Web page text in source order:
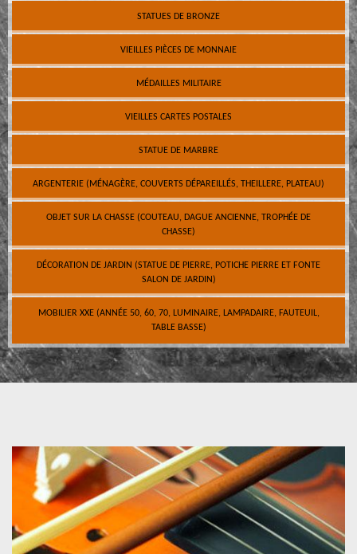
STATUES DE BRONZE
VIEILLES PIÈCES DE MONNAIE
MÉDAILLES MILITAIRE
VIEILLES CARTES POSTALES
STATUE DE MARBRE
ARGENTERIE (MÉNAGÈRE, COUVERTS DÉPAREILLÉS, THEILLERE, PLATEAU)
OBJET SUR LA CHASSE (COUTEAU, DAGUE ANCIENNE, TROPHÉE DE
CHASSE)
DÉCORATION DE JARDIN (STATUE DE PIERRE, POTICHE PIERRE ET FONTE
SALON DE JARDIN)
MOBILIER XXE (ANNÉE 50, 60, 70, LUMINAIRE, LAMPADAIRE, FAUTEUIL,
TABLE BASSE)